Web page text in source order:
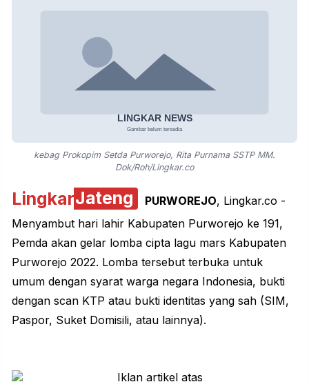
kebag Prokopim Setda Purworejo, Rita Purnama SSTP MM.
Dok/Roh/Lingkar.co
LingkarJateng PURWOREJO, Lingkar.co -
Menyambut hari lahir Kabupaten Purworejo ke 191,
Pemda akan gelar lomba cipta lagu mars Kabupaten
Purworejo 2022. Lomba tersebut terbuka untuk
umum dengan syarat warga negara Indonesia, bukti
dengan scan KTP atau bukti identitas yang sah (SIM,
Paspor, Suket Domisili, atau lainnya).